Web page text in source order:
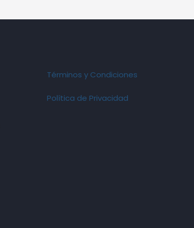
Términos y Condiciones
Política de Privacidad